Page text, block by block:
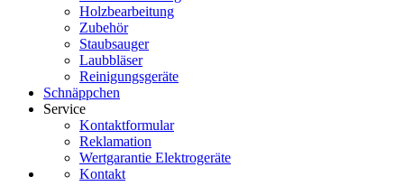
Holzbearbeitung
Zubehör
Staubsauger
Laubbläser
Reinigungsgeräte
Schnäppchen
Service
Kontaktformular
Reklamation
Wertgarantie Elektrogeräte
Kontakt